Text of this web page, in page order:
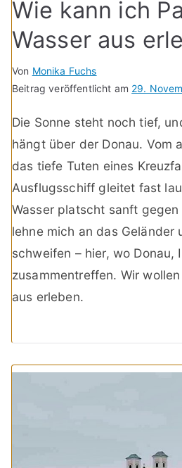
Wie kann ich
Wasser aus
Von Monika Fuchs
Beitrag veröffentlicht am 29.
Die Sonne steht noch tief,
hängt über der Donau. Vom
das tiefe Tuten eines
Ausflugsschiff gleitet fast
Wasser platscht sanft gegen
lehne mich an das Geländer
schweifen – hier, wo Donau,
zusammentreffen. Wir
aus erleben.